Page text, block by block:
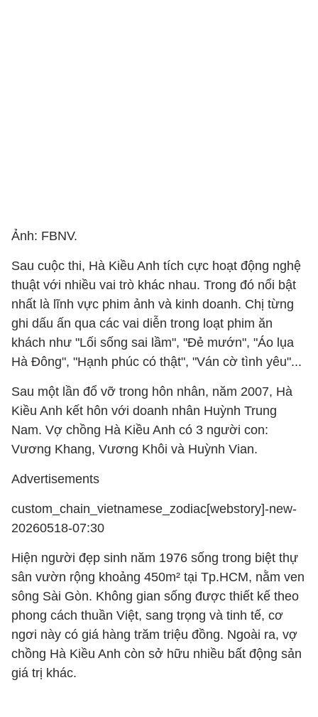
Ảnh: FBNV.
Sau cuộc thi, Hà Kiều Anh tích cực hoạt động nghệ
thuật với nhiều vai trò khác nhau. Trong đó nổi bật
nhất là lĩnh vực phim ảnh và kinh doanh. Chị từng
ghi dấu ấn qua các vai diễn trong loạt phim ăn
khách như "Lối sống sai lầm", "Đẻ mướn", "Áo lụa
Hà Đông", "Hạnh phúc có thật", "Ván cờ tình yêu"...
Sau một lần đổ vỡ trong hôn nhân, năm 2007, Hà
Kiều Anh kết hôn với doanh nhân Huỳnh Trung
Nam. Vợ chồng Hà Kiều Anh có 3 người con:
Vương Khang, Vương Khôi và Huỳnh Vian.
Advertisements
custom_chain_vietnamese_zodiac[webstory]-new-
20260518-07:30
Hiện người đẹp sinh năm 1976 sống trong biệt thự
sân vườn rộng khoảng 450m² tại Tp.HCM, nằm ven
sông Sài Gòn. Không gian sống được thiết kế theo
phong cách thuần Việt, sang trọng và tinh tế, cơ
ngơi này có giá hàng trăm triệu đồng. Ngoài ra, vợ
chồng Hà Kiều Anh còn sở hữu nhiều bất động sản
giá trị khác.